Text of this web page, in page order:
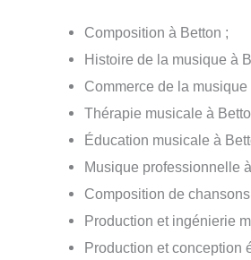
Composition à Betton ;
Histoire de la musique à
Commerce de la musique
Thérapie musicale à
Éducation musicale à
Musique professionnelle
Composition de
Production et ingénierie
Production et conception